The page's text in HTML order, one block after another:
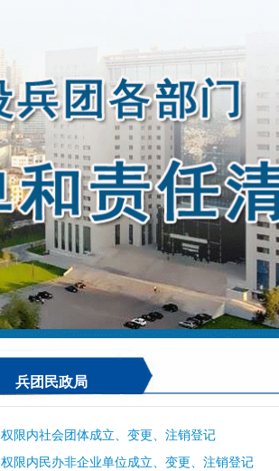
兵团民政局
权限内社会团体成立、变更、注销登记
权限内民办非企业单位成立、变更、注销登记